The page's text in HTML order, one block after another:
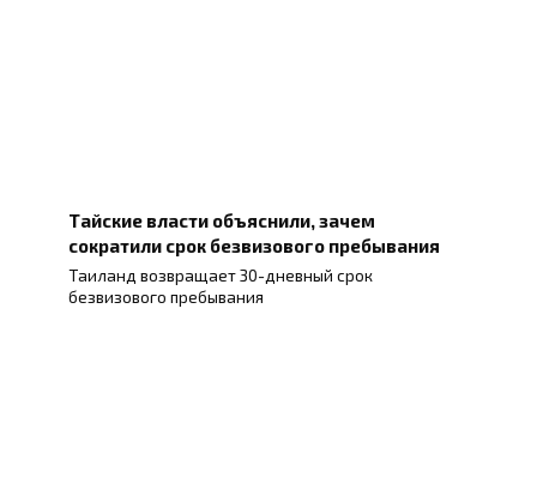
Тайские власти объяснили, зачем
сократили срок безвизового пребывания
Таиланд возвращает 30-дневный срок
безвизового пребывания